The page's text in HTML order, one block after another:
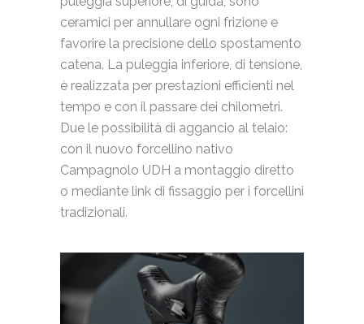
ceramici per annullare ogni frizione e
favorire la precisione dello spostamento
catena. La puleggia inferiore, di tensione,
è realizzata per prestazioni efficienti nel
tempo e con il passare dei chilometri.
Due le possibilità di aggancio al telaio:
con il nuovo forcellino nativo
Campagnolo UDH a montaggio diretto
o mediante link di fissaggio per i forcellini
tradizionali.